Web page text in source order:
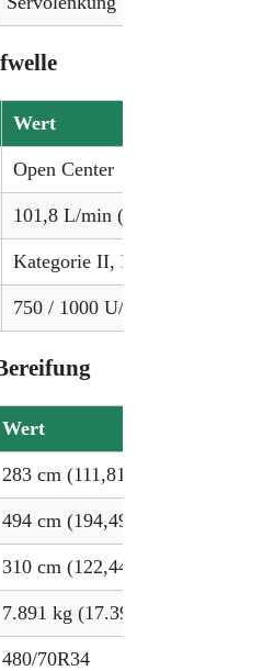
Wert
Open Center
101,8 L/min (26,9 gpm)
Kategorie II, Hubkraft: 9.181
750 / 1000 U/min
Wert
283 cm (111,81 in)
494 cm (194,49 in)
310 cm (122,44 in)
7.891 kg (17.397 lbs)
480/70R34